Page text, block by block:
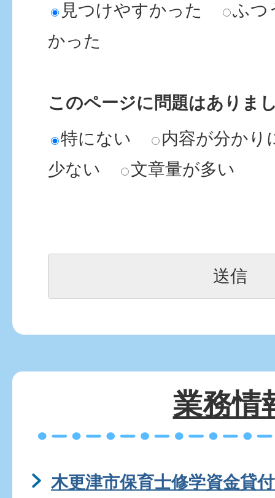
見つけやすかった
ふつ
かった
このページに問題はありま
特にない
内容が分かり
少ない
文章量が多い
業務情
木更津市保育士修学資金貸